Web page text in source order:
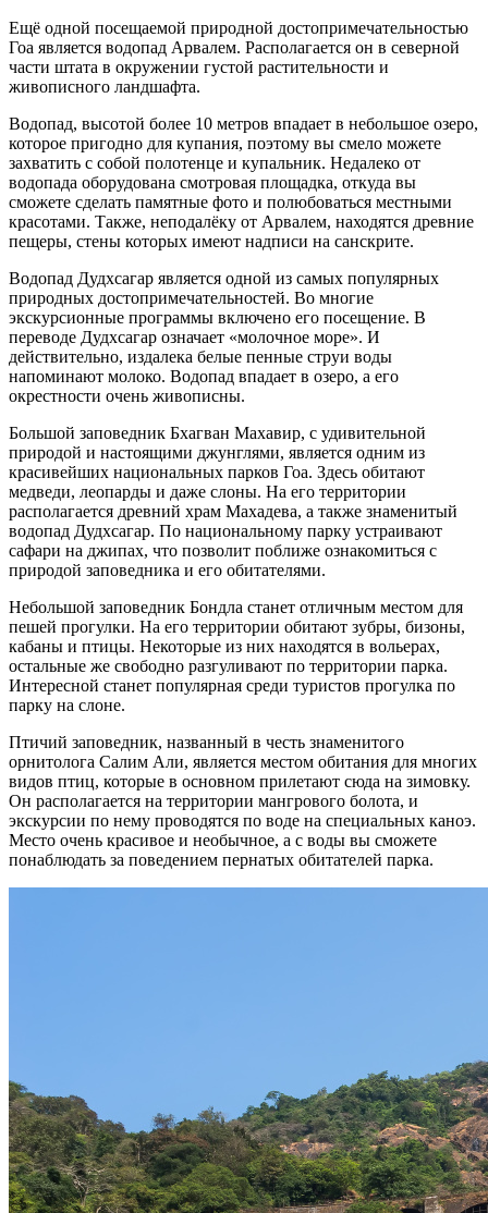
Ещё одной посещаемой природной достопримечательностью
Гоа является водопад Арвалем. Располагается он в северной
части штата в окружении густой растительности и
живописного ландшафта.
Водопад, высотой более 10 метров впадает в небольшое озеро,
которое пригодно для купания, поэтому вы смело можете
захватить с собой полотенце и купальник. Недалеко от
водопада оборудована смотровая площадка, откуда вы
сможете сделать памятные фото и полюбоваться местными
красотами. Также, неподалёку от Арвалем, находятся древние
пещеры, стены которых имеют надписи на санскрите.
Водопад Дудхсагар является одной из самых популярных
природных достопримечательностей. Во многие
экскурсионные программы включено его посещение. В
переводе Дудхсагар означает «молочное море». И
действительно, издалека белые пенные струи воды
напоминают молоко. Водопад впадает в озеро, а его
окрестности очень живописны.
Большой заповедник Бхагван Махавир, с удивительной
природой и настоящими джунглями, является одним из
красивейших национальных парков Гоа. Здесь обитают
медведи, леопарды и даже слоны. На его территории
располагается древний храм Махадева, а также знаменитый
водопад Дудхсагар. По национальному парку устраивают
сафари на джипах, что позволит поближе ознакомиться с
природой заповедника и его обитателями.
Небольшой заповедник Бондла станет отличным местом для
пешей прогулки. На его территории обитают зубры, бизоны,
кабаны и птицы. Некоторые из них находятся в вольерах,
остальные же свободно разгуливают по территории парка.
Интересной станет популярная среди туристов прогулка по
парку на слоне.
Птичий заповедник, названный в честь знаменитого
орнитолога Салим Али, является местом обитания для многих
видов птиц, которые в основном прилетают сюда на зимовку.
Он располагается на территории мангрового болота, и
экскурсии по нему проводятся по воде на специальных каноэ.
Место очень красивое и необычное, а с воды вы сможете
понаблюдать за поведением пернатых обитателей парка.